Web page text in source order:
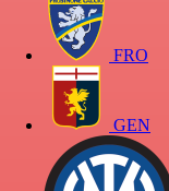
FRO
GEN